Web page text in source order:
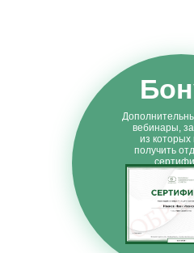
вебинары,
из
получить